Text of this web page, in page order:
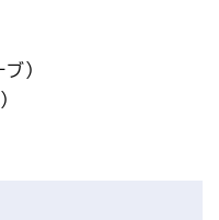
）